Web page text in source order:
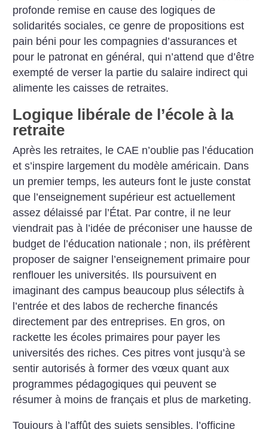
profonde remise en cause des logiques de
solidarités sociales, ce genre de propositions est
pain béni pour les compagnies d’assurances et
pour le patronat en général, qui n’attend que d’être
exempté de verser la partie du salaire indirect qui
alimente les caisses de retraites.
Logique libérale de l’école à la
retraite
Après les retraites, le CAE n’oublie pas l’éducation
et s’inspire largement du modèle américain. Dans
un premier temps, les auteurs font le juste constat
que l’enseignement supérieur est actuellement
assez délaissé par l’État. Par contre, il ne leur
viendrait pas à l’idée de préconiser une hausse de
budget de l’éducation nationale ; non, ils préfèrent
proposer de saigner l’enseignement primaire pour
renflouer les universités. Ils poursuivent en
imaginant des campus beaucoup plus sélectifs à
l’entrée et des labos de recherche financés
directement par des entreprises. En gros, on
rackette les écoles primaires pour payer les
universités des riches. Ces pitres vont jusqu’à se
sentir autorisés à former des vœux quant aux
programmes pédagogiques qui peuvent se
résumer à moins de français et plus de marketing.
Toujours à l’affût des sujets sensibles, l’officine